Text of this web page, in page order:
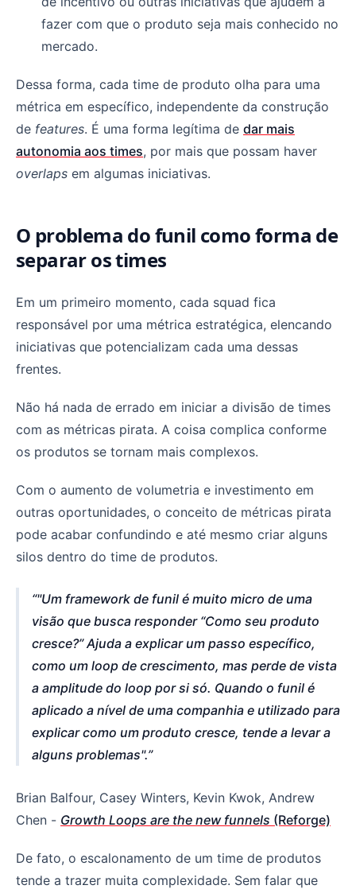
fazer com que o produto seja mais conhecido no
mercado.
Dessa forma, cada time de produto olha para uma
métrica em específico, independente da construção
de features. É uma forma legítima de dar mais
autonomia aos times, por mais que possam haver
overlaps em algumas iniciativas.
O problema do funil como forma de
separar os times
Em um primeiro momento, cada squad fica
responsável por uma métrica estratégica, elencando
iniciativas que potencializam cada uma dessas
frentes.
Não há nada de errado em iniciar a divisão de times
com as métricas pirata. A coisa complica conforme
os produtos se tornam mais complexos.
Com o aumento de volumetria e investimento em
outras oportunidades, o conceito de métricas pirata
pode acabar confundindo e até mesmo criar alguns
silos dentro do time de produtos.
"Um framework de funil é muito micro de uma
visão que busca responder “Como seu produto
cresce?” Ajuda a explicar um passo específico,
como um loop de crescimento, mas perde de vista
a amplitude do loop por si só. Quando o funil é
aplicado a nível de uma companhia e utilizado para
explicar como um produto cresce, tende a levar a
alguns problemas".
Brian Balfour, Casey Winters, Kevin Kwok, Andrew
Chen - Growth Loops are the new funnels (Reforge)
De fato, o escalonamento de um time de produtos
tende a trazer muita complexidade. Sem falar que